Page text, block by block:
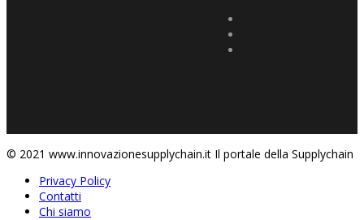
© 2021 www.innovazionesupplychain.it Il portale della Supplychain
Privacy Policy
Contatti
Chi siamo